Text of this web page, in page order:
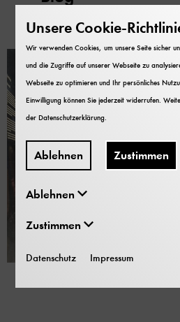
Begleitmaterial
Unsere Cookie-
Wir verwenden Cookies, um unsere Seite sicher
und die Zugriffe auf unserer Webseite zu
Webseite zu optimieren und Ihr persönliches
Einwilligung können Sie jederzeit widerrufen.
derDatenschutzerklärung.
Ablehnen Zustimmen
Ablehnen
Zustimmen
Datenschutz Impressum